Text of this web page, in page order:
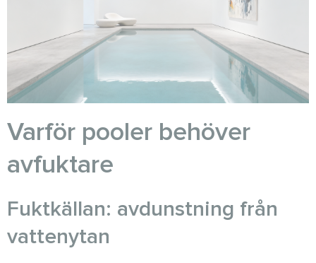
Varför pooler behöver
avfuktare
Fuktkällan: avdunstning från
vattenytan